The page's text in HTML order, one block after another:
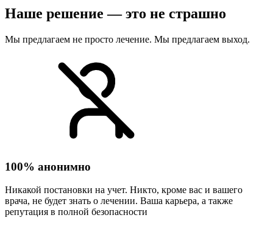
Наше решение — это не страшно
Мы предлагаем не просто лечение. Мы предлагаем выход.
100% анонимно
Никакой постановки на учет. Никто, кроме вас и вашего
врача, не будет знать о лечении. Ваша карьера, а также
репутация в полной безопасности